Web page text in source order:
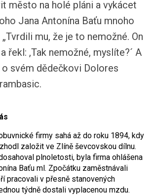
město na holé pláni a vykácet
Jana Antonína Baťu mnoho
mu, že je to nemožné. On
řekl: ,Tak nemožné, myslíte?´ A
o svém dědečkovi Dolores
firmy sahá až do roku 1894, kdy
založit ve Zlíně ševcovskou dílnu.
plnoletosti, byla firma ohlášena
Baťu ml. Zpočátku zaměstnávali
pracovali v přesně stanovených
týdně dostali vyplacenou mzdu.